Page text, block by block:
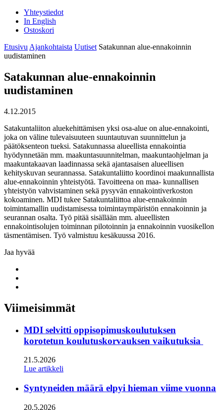
Yhteystiedot
In English
Ostoskori
Etusivu Ajankohtaista Uutiset Satakunnan alue-ennakoinnin
uudistaminen
Satakunnan alue-ennakoinnin
uudistaminen
4.12.2015
Satakuntaliiton aluekehittämisen yksi osa-alue on alue-ennakointi,
joka on väline tulevaisuuteen suuntautuvan suunnittelun ja
päätöksenteon tueksi. Satakunnassa alueellista ennakointia
hyödynnetään mm. maakuntasuunnitelman, maakuntaohjelman ja
maakuntakaavan laadinnassa sekä ajantasaisen alueellisen
kehityskuvan seurannassa. Satakuntaliitto koordinoi maakunnallista
alue-ennakoinnin yhteistyötä. Tavoitteena on maa- kunnallisen
yhteistyön vahvistaminen sekä pysyvän ennakointiverkoston
kokoaminen. MDI tukee Satakuntaliittoa alue-ennakoinnin
toimintamallin uudistamisessa toimintaympäristön ennakoinnin ja
seurannan osalta. Työ pitää sisällään mm. alueellisten
ennakointisolujen toiminnan pilotoinnin ja ennakoinnin vuosikellon
täsmentämisen. Työ valmistuu kesäkuussa 2016.
Jaa hyvää
twitter
Viimeisimmät
MDI selvitti oppisopimuskoulutuksen
korotetun koulutuskorvauksen vaikutuksia
21.5.2026
Lue artikkeli
Syntyneiden määrä elpyi hieman viime vuonna
20.5.2026